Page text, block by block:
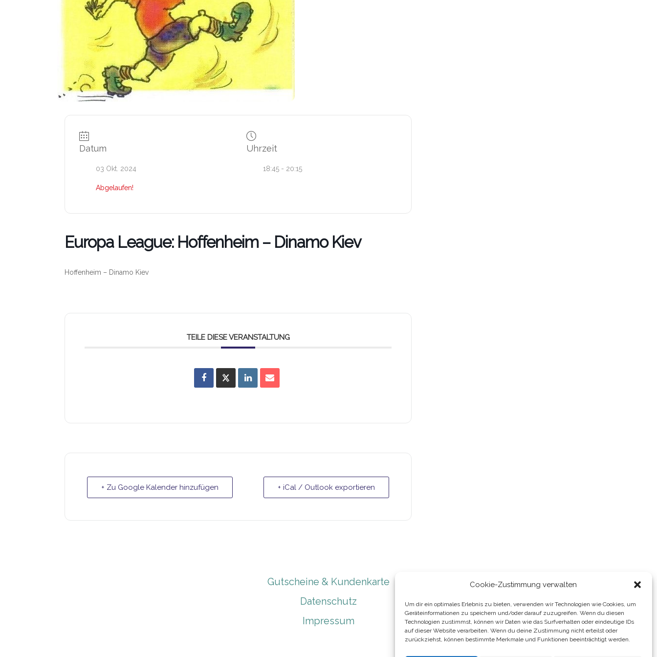
Cookie-Zustimmung verwalten
Um dir ein optimales Erlebnis zu bieten, verwenden wir Technologien wie Cookies, um
Geräteinformationen zu speichern und/oder darauf zuzugreifen. Wenn du diesen
Technologien zustimmst, können wir Daten wie das Surfverhalten oder eindeutige IDs
auf dieser Website verarbeiten. Wenn du deine Zustimmung nicht erteilst oder
zurückziehst, können bestimmte Merkmale und Funktionen beeinträchtigt werden.
Datum
03 Okt. 2024
Abgelaufen!
Uhrzeit
18:45 - 20:15
Europa League: Hoffenheim – Dinamo Kiev
Hoffenheim – Dinamo Kiev
TEILE DIESE VERANSTALTUNG
+ Zu Google Kalender hinzufügen + iCal / Outlook exportieren
Gutscheine & Kundenkarte
Datenschutz
Impressum